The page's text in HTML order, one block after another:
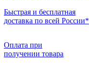
Быстрая и бесплатная
доставка по всей России*
Оплата при
получении товара